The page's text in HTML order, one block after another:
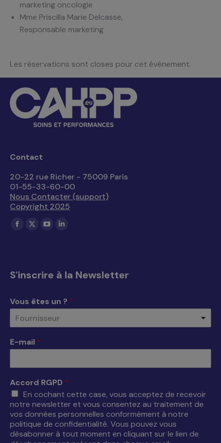
marketing oncologie
Mme Priscilla Marie Delcasse,
Responsable marketing
Les réservations sont closes pour cet événement.
Contact
20-22 rue Richer - 75009 Paris
01-55-33-60-00
Nous Contacter (support)
Copyright 2025
Trouvez nous sur :
La
dans
nouvelle
fenêtre
La
dans
nouvelle
fenêtre
La
dans
nouvelle
fenêtre
La
dans
nouvelle
S'inscrire à la Newsletter
Vous êtes un ? *
Fournisseur
E-mail *
Accord RGPD *
En cochant cette case, vous acceptez de recevoir
notre newsletter et vous consentez au traitement de
vos données personnelles conformément à notre
politique de confidentialité. Vous pouvez vous
désabonner à tout moment en cliquant sur le lien de